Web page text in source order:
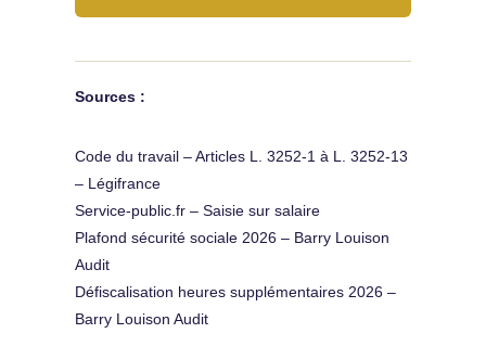
Sources :
Code du travail – Articles L. 3252-1 à L. 3252-13
– Légifrance
Service-public.fr – Saisie sur salaire
Plafond sécurité sociale 2026 – Barry Louison
Audit
Défiscalisation heures supplémentaires 2026 –
Barry Louison Audit